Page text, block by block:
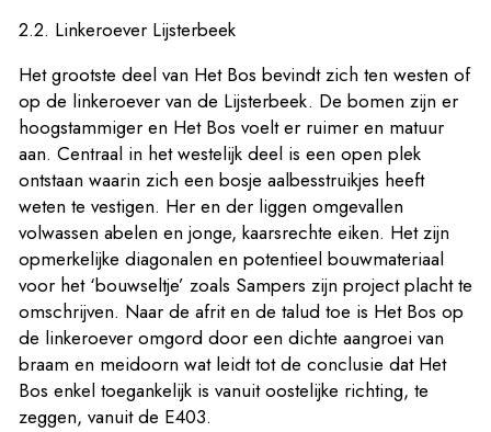
2.2. Linkeroever Lijsterbeek
Het grootste deel van Het Bos bevindt zich ten westen of
op de linkeroever van de Lijsterbeek. De bomen zijn er
hoogstammiger en Het Bos voelt er ruimer en matuur
aan. Centraal in het westelijk deel is een open plek
ontstaan waarin zich een bosje aalbesstruikjes heeft
weten te vestigen. Her en der liggen omgevallen
volwassen abelen en jonge, kaarsrechte eiken. Het zijn
opmerkelijke diagonalen en potentieel bouwmateriaal
voor het ‘bouwseltje’ zoals Sampers zijn project placht te
omschrijven. Naar de afrit en de talud toe is Het Bos op
de linkeroever omgord door een dichte aangroei van
braam en meidoorn wat leidt tot de conclusie dat Het
Bos enkel toegankelijk is vanuit oostelijke richting, te
zeggen, vanuit de E403.